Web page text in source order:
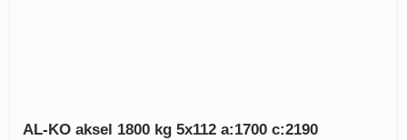
AL-KO aksel 1800 kg 5x112 a:1700 c:2190